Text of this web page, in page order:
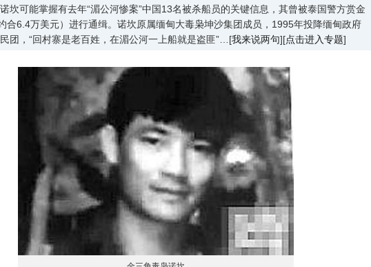
坎可能掌握有去年“湄公河惨案”中国13名被杀船员的关键信息，其曾被泰国警方赏金
合6.4万美元）进行通缉。诺坎原属缅甸大毒枭坤沙集团成员，1995年投降缅甸政府
团，“回村寨是老百姓，在湄公河一上船就是盗匪”…[我来说两句][点击进入专题]